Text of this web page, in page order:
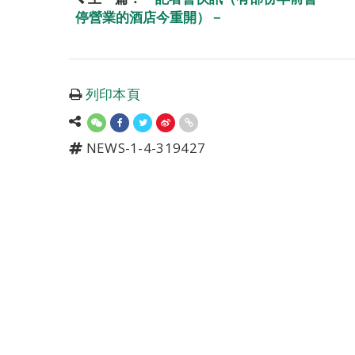
停營業的酒店今重開）－
列印本頁
NEWS-1-4-319427